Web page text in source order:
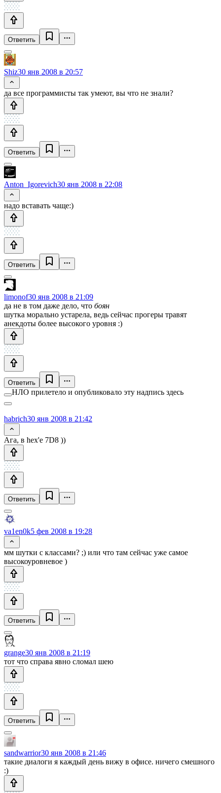
Ответить
Shiz30 янв 2008 в 20:57
да все программисты так умеют, вы что не знали?
Ответить
Anton_Igorevich30 янв 2008 в 22:08
надо вставать чаще:)
Ответить
limonof30 янв 2008 в 21:09
да не в том даже дело, что боян
шутка морально устарела, ведь сейчас прогеры травят
анекдоты более высокого уровня :)
Ответить
НЛО прилетело и опубликовало эту надпись здесь
habrich30 янв 2008 в 21:42
Ага, в hex'e 7D8 ))
Ответить
va1en0k5 фев 2008 в 19:28
мм шутки с классами? ;) или что там сейчас уже самое
высокоуровневое )
Ответить
grange30 янв 2008 в 21:19
тот что справа явно сломал шею
Ответить
sandwarrior30 янв 2008 в 21:46
такие диалоги я каждый день вижу в офисе. ничего смешного
:)